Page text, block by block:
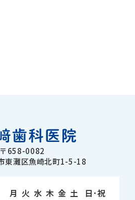
〒658-0082
東灘区魚崎北町1-5-18
月 火 水 木 金 土
日･祝